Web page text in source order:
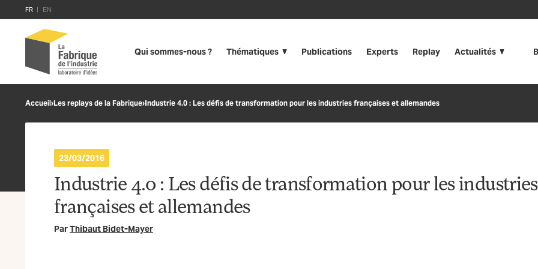
FR
EN
Qui sommes-nous ? Thématiques Publications Experts Replay Actualités
Accueil›Les replays de la Fabrique›Industrie 4.0 : Les défis de transformation pour les industries françaises et allemandes
23/03/2016
Industrie 4.0 : Les défis de transformation pour les industries
françaises et allemandes
ParThibaut Bidet-Mayer